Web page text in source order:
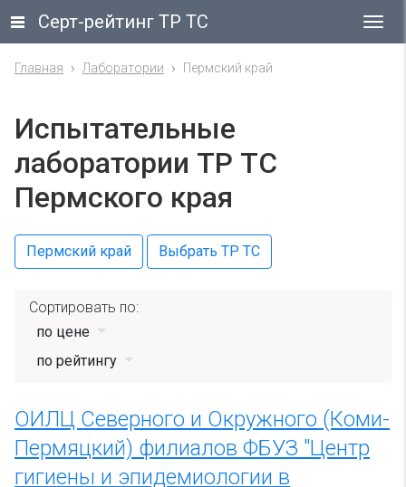
Серт-рейтинг ТР ТС
Главная Лаборатории Пермский край
Испытательные
лаборатории ТР ТС
Пермского края
Пермский край Выбрать ТР ТС
Сортировать по:
по цене
по рейтингу
ОИЛЦ Северного и Окружного (Коми-
Пермяцкий) филиалов ФБУЗ "Центр
гигиены и эпидемиологии в